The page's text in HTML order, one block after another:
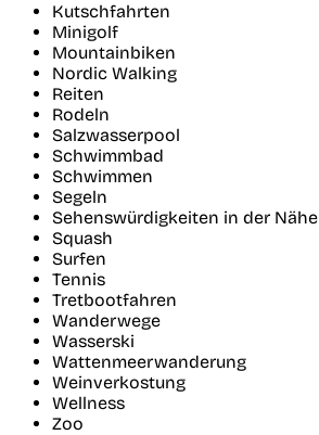
Kutschfahrten
Minigolf
Mountainbiken
Nordic Walking
Reiten
Rodeln
Salzwasserpool
Schwimmbad
Schwimmen
Segeln
Sehenswürdigkeiten in der Nähe
Squash
Surfen
Tennis
Tretbootfahren
Wanderwege
Wasserski
Wattenmeerwanderung
Weinverkostung
Wellness
Zoo